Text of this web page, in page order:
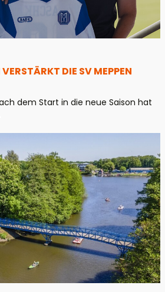
DIE SV MEPPEN
dem Start in die neue Saison hat